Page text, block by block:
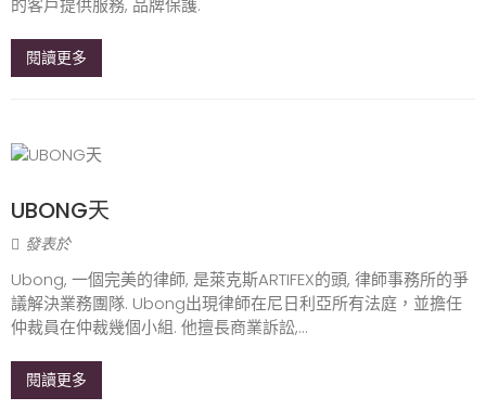
閱讀更多
UBONG天
發表於
Ubong, 一個完美的律師, 是萊克斯ARTIFEX的頭, 律師事務所的爭
議解決業務團隊. Ubong出現律師在尼日利亞所有法庭，並擔任
仲裁員在仲裁幾個小組. 他擅長商業訴訟,...
閱讀更多